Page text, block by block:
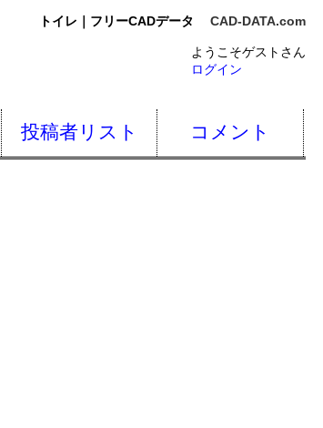
トイレ｜フリーCADデータ CAD-DATA.com
ようこそゲストさん
ログイン
投稿者リスト コメント